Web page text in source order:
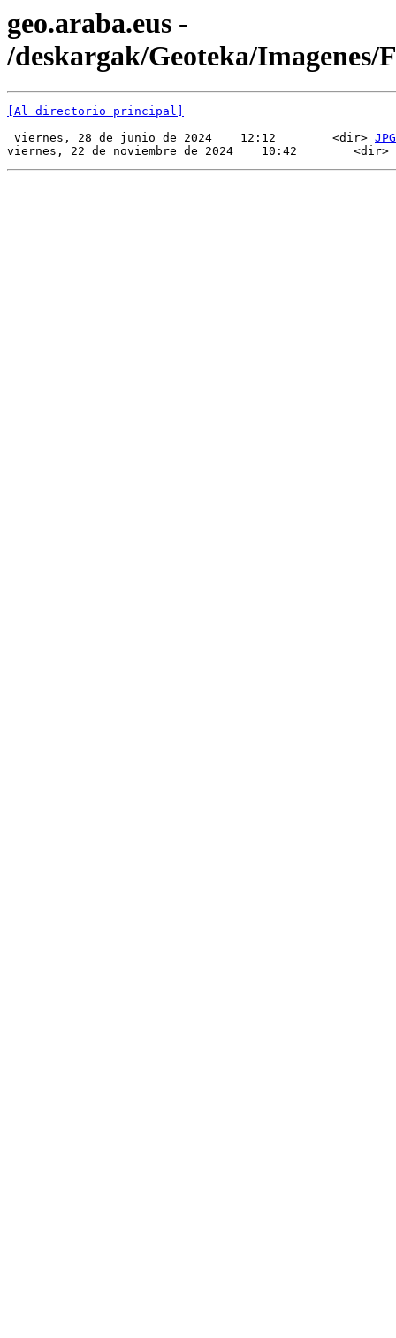
geo.araba.eus -
/deskargak/Geoteka/Imagenes/
[Al directorio principal]
viernes, 28 de junio de 2024    12:12        <dir> JPG
viernes, 22 de noviembre de 2024    10:42        <dir>